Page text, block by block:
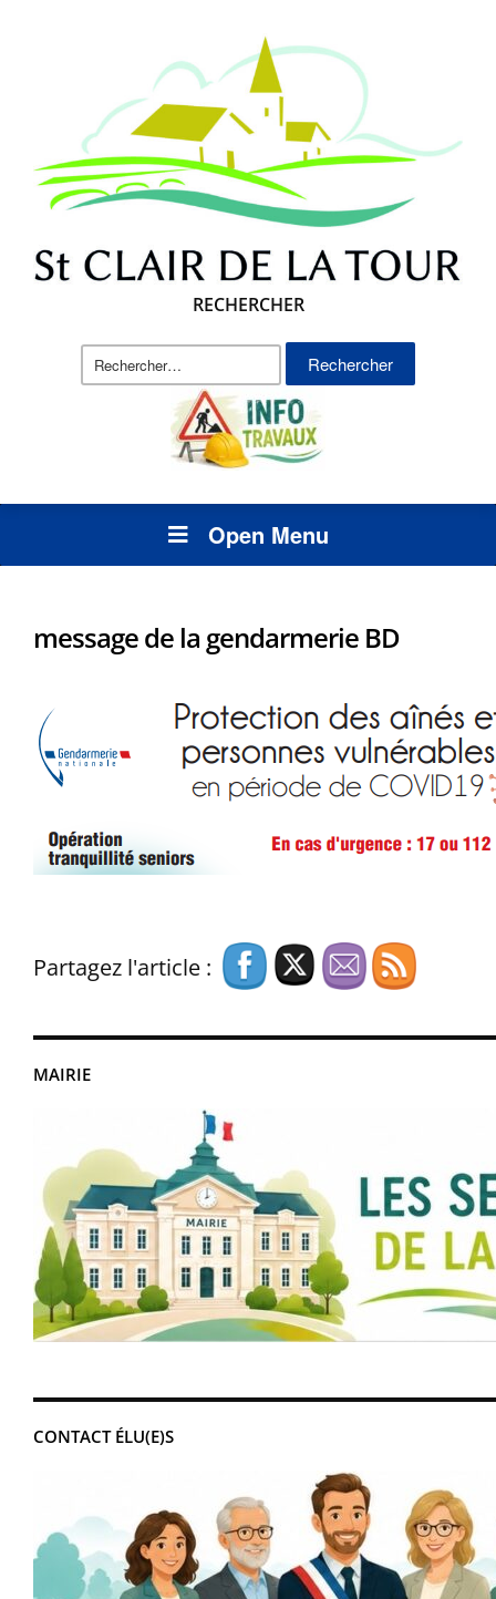
RECHERCHER
Rechercher :
Open Menu
MAIRIE
CONTACT ÉLU(E)S
message de la gendarmerie BD
Partagez l'article :